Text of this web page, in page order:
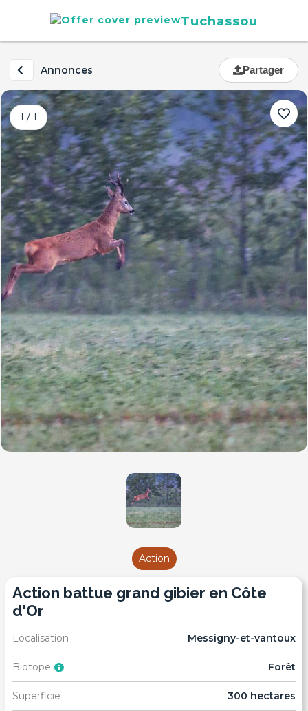
Tuchassou
Annonces Partager
1 / 1
Action
Action battue grand gibier en Côte
d'Or
Localisation Messigny-et-vantoux
Biotope Forêt
Superficie 300 hectares